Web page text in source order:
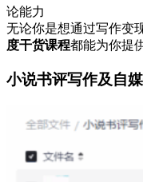
论能力
无论你是想通过写作变
度干货课程都能为你提
小说书评写作及自